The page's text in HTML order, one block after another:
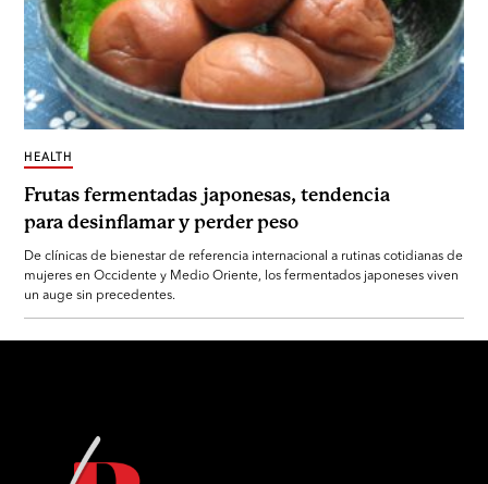
Frutas fermentadas japonesas, tendencia
para desinflamar y perder peso
HEALTH
De clínicas de bienestar de referencia internacional a rutinas cotidianas de
mujeres en Occidente y Medio Oriente, los fermentados japoneses viven
un auge sin precedentes.